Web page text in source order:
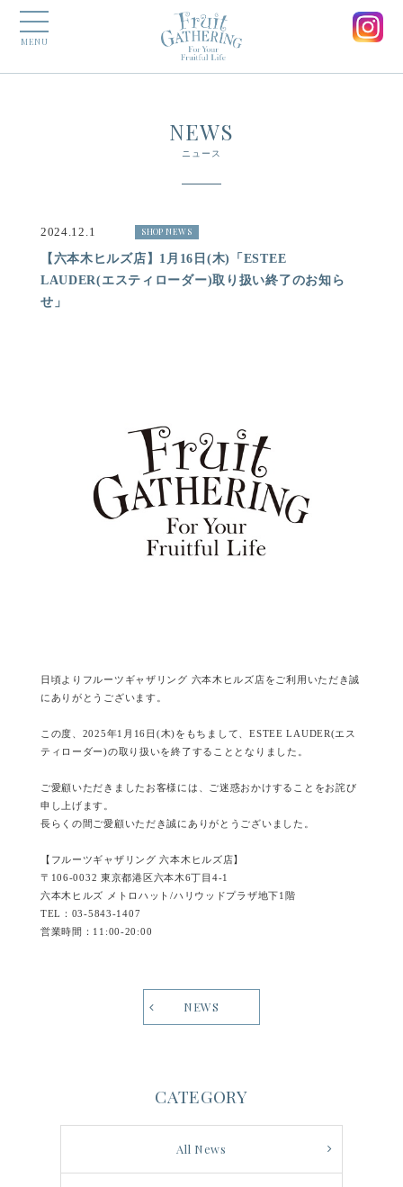
MENU
NEWS
ニュース
2024.12.1 SHOP NEWS
【六本木ヒルズ店】1月16日(木)「ESTEE
LAUDER(エスティローダー)取り扱い終了のお知ら
せ」
日頃よりフルーツギャザリング 六本木ヒルズ店をご利用いただき誠
にありがとうございます。
この度、2025年1月16日(木)をもちまして、ESTEE LAUDER(エス
ティローダー)の取り扱いを終了することとなりました。
ご愛顧いただきましたお客様には、ご迷惑おかけすることをお詫び
申し上げます。
長らくの間ご愛顧いただき誠にありがとうございました。
【フルーツギャザリング 六本木ヒルズ店】
〒106-0032 東京都港区六本木6丁目4-1
六本木ヒルズ メトロハット/ハリウッドプラザ地下1階
TEL：03-5843-1407
営業時間：11:00-20:00
NEWS
CATEGORY
All News